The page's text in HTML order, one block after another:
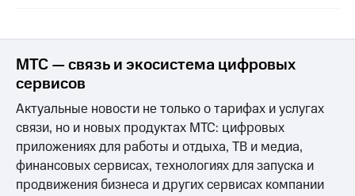
МТС — связь и экосистема цифровых
сервисов
Актуальные новости не только о тарифах и услугах
связи, но и новых продуктах МТС: цифровых
приложениях для работы и отдыха, ТВ и медиа,
финансовых сервисах, технологиях для запуска и
продвижения бизнеса и других сервисах компании